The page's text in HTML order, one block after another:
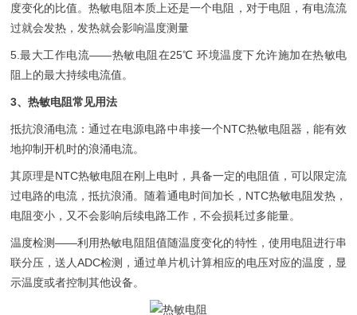
度变化的比值。热敏电阻本质上还是一个电阻，对于电阻，有电流流
过就会发热，发热就会影响温度测量
5.最大工作电流——热敏电阻在25℃ 环境温度下允许施加在热敏电
阻上的最大持续电流值。
3、热敏电阻常见用法
抵抗浪涌电流：通过在电源电路中串接一个NTC热敏电阻器，能有效
地抑制开机时的浪涌电流。
其原理是NTC热敏电阻在刚上电时，具备一定的电阻值，可以限定流
过电路的电流，抵抗浪涌。随着通电时间加长，NTC热敏电阻发热，
电阻变小，又不会影响后续电路工作，不会损耗过多能量。
温度检测——利用热敏电阻阻值随温度变化的特性，使用电阻进行串
联分压，送人ADC检测，通过单片机计算相应的电压对应的温度，显
示温度或者控制其他设备。